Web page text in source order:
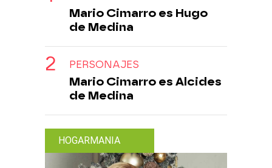
Mario Cimarro es Hugo
de Medina
PERSONAJES
Mario Cimarro es Alcides
de Medina
HOGARMANIA